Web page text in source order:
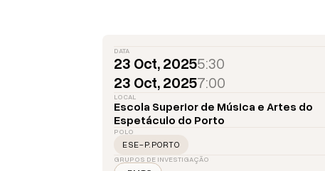
DATA
23 Oct, 20255:30
23 Oct, 20257:00
LOCAL
Escola Superior de Música e Artes do
Espetáculo do Porto
POLO
ESE-P.PORTO
GRUPOS DE INVESTIGAÇÃO